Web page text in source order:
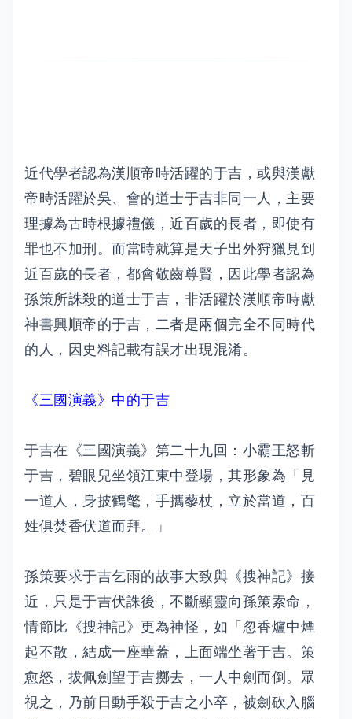
近代學者認為漢順帝時活躍的于吉，或與漢獻
帝時活躍於吳、會的道士于吉非同一人，主要
理據為古時根據禮儀，近百歲的長者，即使有
罪也不加刑。而當時就算是天子出外狩獵見到
近百歲的長者，都會敬齒尊賢，因此學者認為
孫策所誅殺的道士于吉，非活躍於漢順帝時獻
神書興順帝的于吉，二者是兩個完全不同時代
的人，因史料記載有誤才出現混淆。
《三國演義》中的于吉
于吉在《三國演義》第二十九回：小霸王怒斬
于吉，碧眼兒坐領江東中登場，其形象為「見
一道人，身披鶴氅，手攜藜杖，立於當道，百
姓俱焚香伏道而拜。」
孫策要求于吉乞雨的故事大致與《搜神記》接
近，只是于吉伏誅後，不斷顯靈向孫策索命，
情節比《搜神記》更為神怪，如「忽香爐中煙
起不散，結成一座華蓋，上面端坐著于吉。策
愈怒，拔佩劍望于吉擲去，一人中劍而倒。眾
視之，乃前日動手殺于吉之小卒，被劍砍入腦